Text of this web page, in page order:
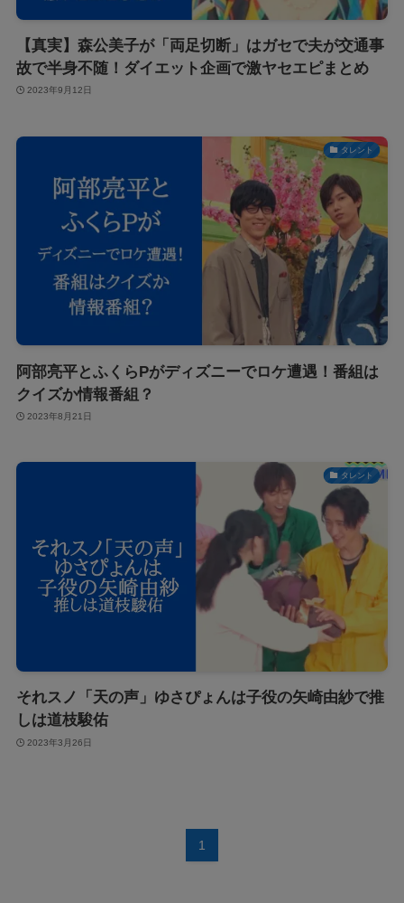
【真実】森公美子が「両足切断」はガセで夫が交通事
故で半身不随！ダイエット企画で激ヤセエピまとめ
2023年9月12日
タレント
阿部亮平とふくらPがディズニーでロケ遭遇！番組は
クイズか情報番組？
2023年8月21日
タレント
それスノ「天の声」ゆさぴょんは子役の矢崎由紗で推
しは道枝駿佑
2023年3月26日
1